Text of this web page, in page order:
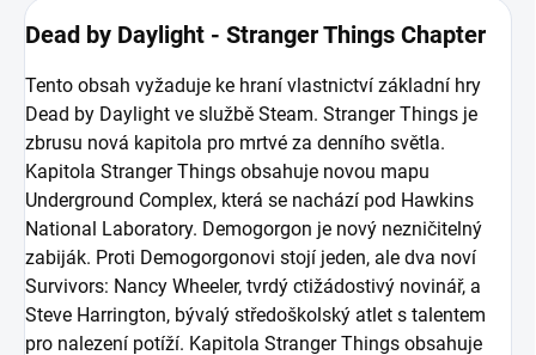
Dead by Daylight - Stranger Things Chapter
Tento obsah vyžaduje ke hraní vlastnictví základní hry
Dead by Daylight ve službě Steam. Stranger Things je
zbrusu nová kapitola pro mrtvé za denního světla.
Kapitola Stranger Things obsahuje novou mapu
Underground Complex, která se nachází pod Hawkins
National Laboratory. Demogorgon je nový nezničitelný
zabiják. Proti Demogorgonovi stojí jeden, ale dva noví
Survivors: Nancy Wheeler, tvrdý ctižádostivý novinář, a
Steve Harrington, bývalý středoškolský atlet s talentem
pro nalezení potíží. Kapitola Stranger Things obsahuje